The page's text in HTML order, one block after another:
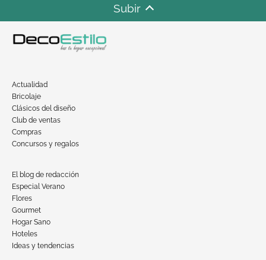
Subir
Actualidad
Bricolaje
Clásicos del diseño
Club de ventas
Compras
Concursos y regalos
El blog de redacción
Especial Verano
Flores
Gourmet
Hogar Sano
Hoteles
Ideas y tendencias